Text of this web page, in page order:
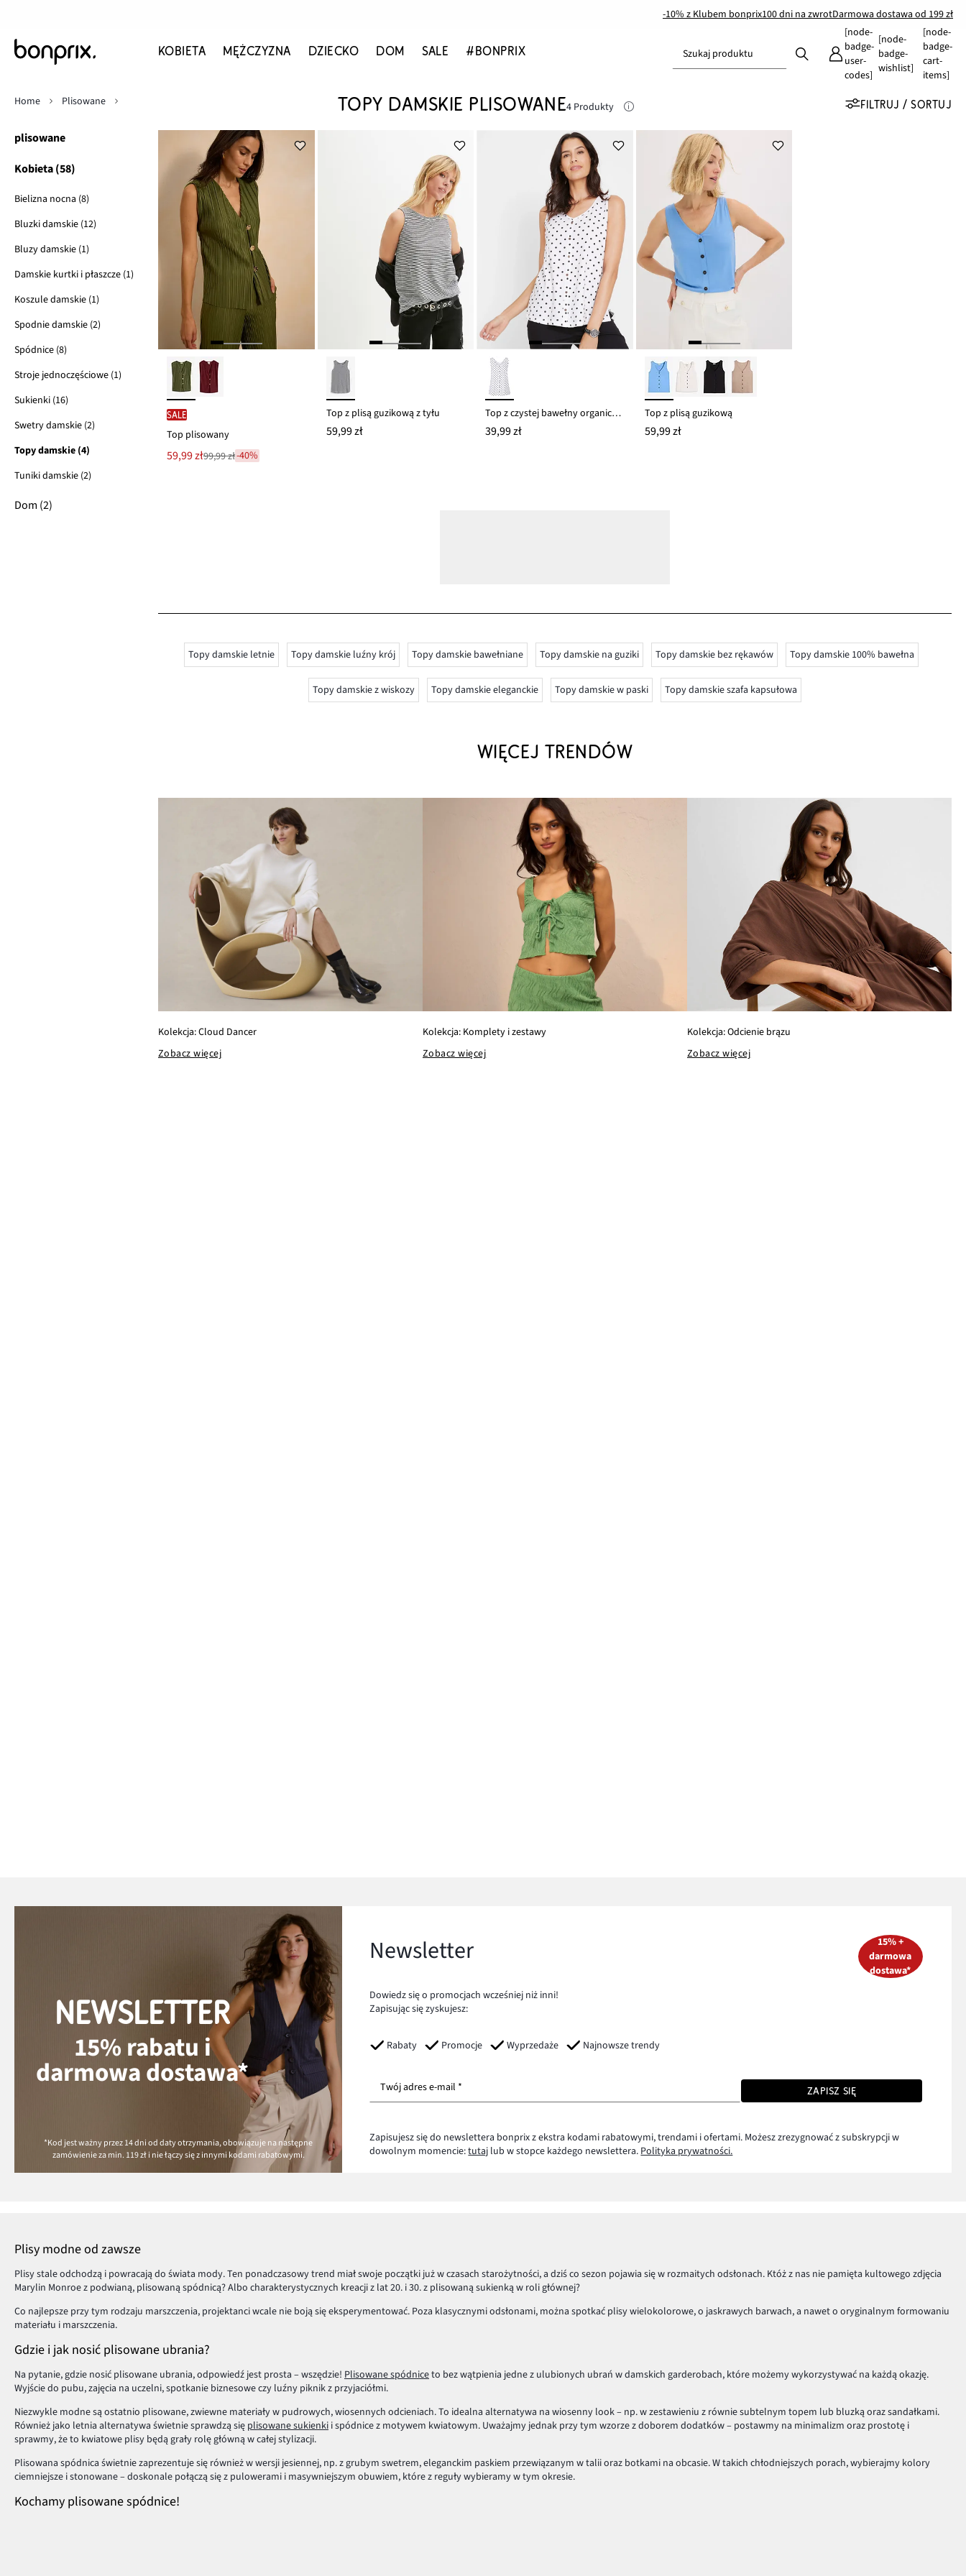
-10% z Klubem bonprix100 dni na zwrotDarmowa dostawa od 199 zł
KOBIETA MĘŻCZYZNA DZIECKO DOM SALE #BONPRIX Szukaj produktu
[node-
badge-
user-
codes]
[node-
badge-
wishlist]
[node-
badge-
cart-
items]
plisowane
Kobieta (58)
Bielizna nocna (8)
Bluzki damskie (12)
Bluzy damskie (1)
Damskie kurtki i płaszcze (1)
Koszule damskie (1)
Spodnie damskie (2)
Spódnice (8)
Stroje jednoczęściowe (1)
Sukienki (16)
Swetry damskie (2)
Topy damskie (4)
Tuniki damskie (2)
Dom (2)
Home Plisowane TOPY DAMSKIE PLISOWANE4 Produkty FILTRUJ / SORTUJ
SALE
Top plisowany
Nowa
cena
59,99 zł
Przeceniono
99,99 zł-40%
Top z plisą guzikową z tyłu
59,99 zł
Top z czystej bawełny organicznej
39,99 zł
Top z plisą guzikową
59,99 zł
Topy damskie letnie Topy damskie luźny krój Topy damskie bawełniane Topy damskie na guziki Topy damskie bez rękawów Topy damskie 100% bawełna
Topy damskie z wiskozy Topy damskie eleganckie Topy damskie w paski Topy damskie szafa kapsułowa
WIĘCEJ TRENDÓW
Kolekcja: Cloud Dancer
Zobacz więcej
Kolekcja: Komplety i zestawy
Zobacz więcej
Kolekcja: Odcienie brązu
Zobacz więcej
NEWSLETTER
15% rabatu i
darmowa dostawa*
*Kod jest ważny przez 14 dni od daty otrzymania, obowiązuje na następne
zamówienie za min. 119 złi nie łączy się z innymi kodami rabatowymi.
Newsletter
Dowiedz się o promocjach wcześniej niż inni!
Zapisując się zyskujesz:
Rabaty Promocje Wyprzedaże Najnowsze trendy
15% +
darmowa
dostawa*
Twój adres e-mail * ZAPISZ SIĘ
Zapisujesz się do newslettera bonprix z ekstra kodami rabatowymi, trendami i ofertami. Możesz zrezygnować z subskrypcji w
dowolnym momencie:tutaj lub w stopce każdego newslettera. Polityka prywatności.
Plisy modne od zawsze
Plisy stale odchodzą i powracają do świata mody. Ten ponadczasowy trend miał swoje początki już w czasach starożytności, a dziś co sezon pojawia się w rozmaitych odsłonach. Któż z nas nie pamięta kultowego zdjęcia
Marylin Monroe z podwianą, plisowaną spódnicą? Albo charakterystycznych kreacji z lat 20. i 30. z plisowaną sukienką w roli głównej?
Co najlepsze przy tym rodzaju marszczenia, projektanci wcale nie boją się eksperymentować. Poza klasycznymi odsłonami, można spotkać plisy wielokolorowe, o jaskrawych barwach, a nawet o oryginalnym formowaniu
materiału i marszczenia.
Gdzie i jak nosić plisowane ubrania?
Na pytanie, gdzie nosić plisowane ubrania, odpowiedź jest prosta – wszędzie! Plisowane spódniceto bez wątpienia jedne z ulubionych ubrań w damskich garderobach, które możemy wykorzystywać na każdą okazję.
Wyjście do pubu, zajęcia na uczelni, spotkanie biznesowe czy luźny piknik z przyjaciółmi.
Niezwykle modne są ostatnio plisowane, zwiewne materiały w pudrowych, wiosennych odcieniach. To idealna alternatywa na wiosenny look – np. w zestawieniu z równie subtelnym topem lub bluzką oraz sandałkami.
Również jako letnia alternatywa świetnie sprawdzą się plisowane sukienki i spódnice z motywem kwiatowym. Uważajmy jednak przy tym wzorze z doborem dodatków – postawmy na minimalizm oraz prostotę i
sprawmy, że to kwiatowe plisy będą grały rolę główną w całej stylizacji.
Plisowana spódnica świetnie zaprezentuje się również w wersji jesiennej, np. z grubym swetrem, eleganckim paskiem przewiązanym w talii oraz botkami na obcasie. W takich chłodniejszych porach, wybierajmy kolory
ciemniejsze i stonowane – doskonale połączą się z pulowerami i masywniejszym obuwiem, które z reguły wybieramy w tym okresie.
Kochamy plisowane spódnice!